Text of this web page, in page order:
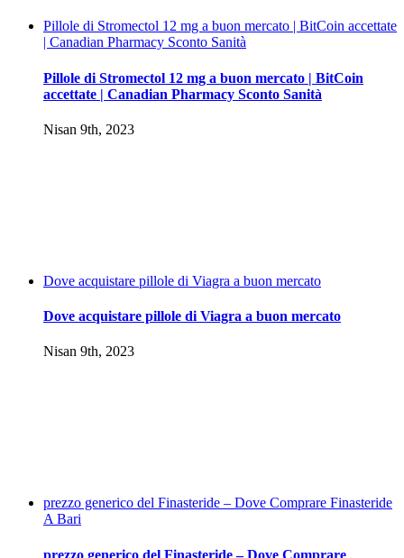
Pillole di Stromectol 12 mg a buon mercato | BitCoin accettate
| Canadian Pharmacy Sconto Sanità
Pillole di Stromectol 12 mg a buon mercato | BitCoin
accettate | Canadian Pharmacy Sconto Sanità
Nisan 9th, 2023
Dove acquistare pillole di Viagra a buon mercato
Dove acquistare pillole di Viagra a buon mercato
Nisan 9th, 2023
prezzo generico del Finasteride – Dove Comprare Finasteride
A Bari
prezzo generico del Finasteride – Dove Comprare